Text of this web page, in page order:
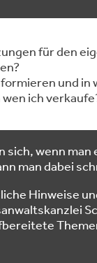
für den
und in
ich
sich, wenn
man dabei
Hinweise